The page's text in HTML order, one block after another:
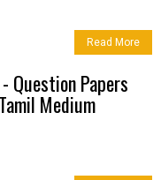
Read More
Question Papers
Medium